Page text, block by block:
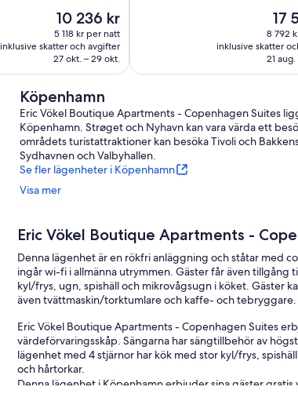
Priset
är
10 236 kr
10 236 kr
5 118 kr per natt
inklusive skatter och avgifter
27 okt. – 29 okt.
Priset
är
17
17
8 792
inklusive skatter
21
Köpenhamn
Eric Vökel Boutique Apartments - Copenhagen Suites
Köpenhamn. Strøget och Nyhavn kan vara värda ett
områdets turistattraktioner kan besöka Tivoli och
Sydhavnen och Valbyhallen.
Se fler lägenheter i Köpenhamn
Visa mer
Eric Vökel Boutique Apartments -
Denna lägenhet är en rökfri anläggning och ståtar med
ingår wi-fi i allmänna utrymmen. Gäster får även
kyl/frys, ugn, spishäll och mikrovågsugn i köket. Gäster
även tvättmaskin/torktumlare och kaffe- och
Eric Vökel Boutique Apartments - Copenhagen Suites
värdeförvaringsskåp. Sängarna har sängtillbehör av
lägenhet med 4 stjärnor har kök med stor kyl/frys,
och hårtorkar.
Denna lägenhet i Köpenhamn erbjuder sina gäster